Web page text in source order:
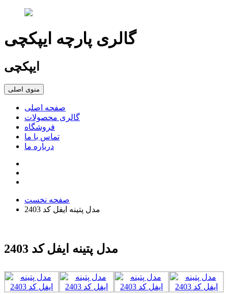
گالری پارچه ایپکچی
ایپکچی
منوی اصلی
صفحه اصلی
گالری محصولات
فروشگاه
تماس با ما
درباره ما
صفحه نخست
مدل پتینه ایفل کد 2403
مدل پتینه ایفل کد 2403